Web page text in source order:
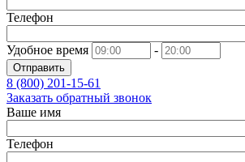
Телефон
Удобное время -
Отправить
8 (800) 201-15-61
Заказать обратный звонок
Ваше имя
Телефон